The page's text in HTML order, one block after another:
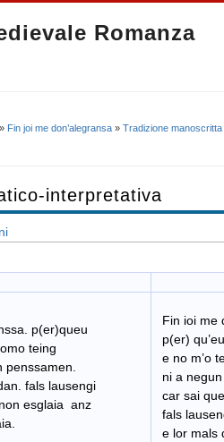
Romanza
» Fin joi me don’alegransa » Tradizione manoscritta
interpretativa
p(er)queu
teing
fals lausengi
esglaia anz
Fin ioi me
p(er)
e no m’o
ni a
car sai
fals
e lor mals